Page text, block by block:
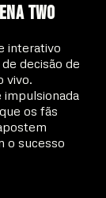
Two
interativo
decisão de
vivo.
os fãs
o sucesso